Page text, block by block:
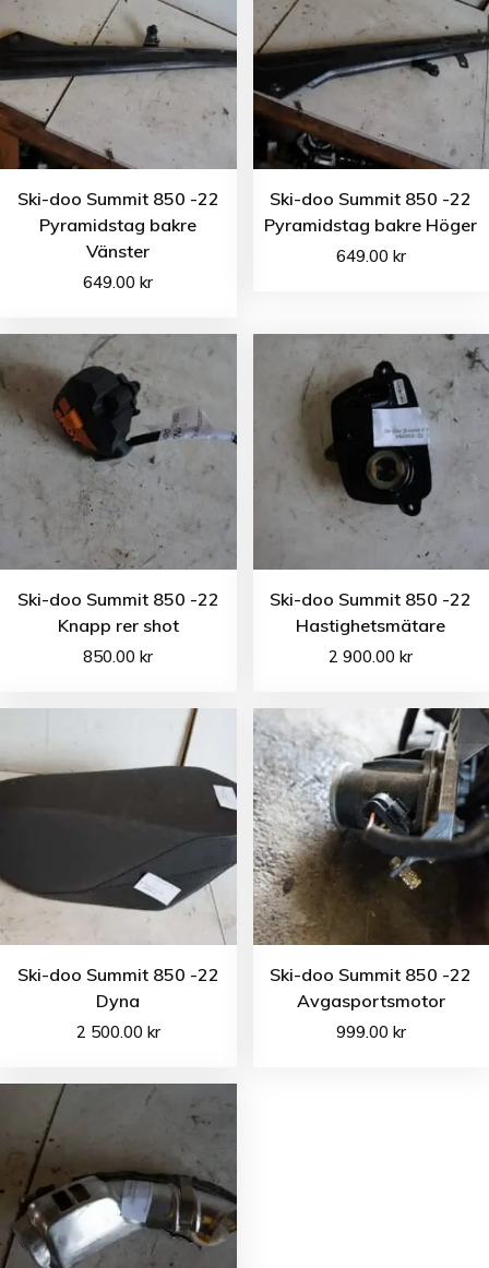
Ski-doo Summit 850 -22
Pyramidstag bakre
Vänster
649.00kr
Ski-doo Summit 850 -22
Pyramidstag bakre Höger
649.00 kr
Ski-doo Summit 850 -22
Knapp rer shot
850.00kr
Ski-doo Summit 850 -22
Hastighetsmätare
2 900.00kr
Ski-doo Summit 850 -22
Dyna
2 500.00 kr
Ski-doo Summit 850 -22
Avgasportsmotor
999.00 kr